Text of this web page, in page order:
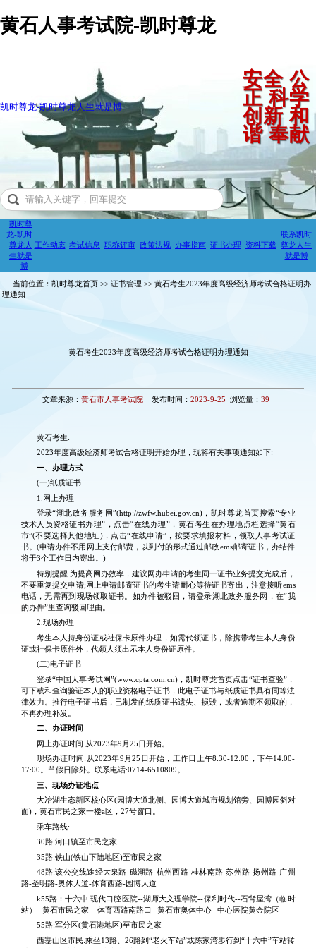
黄石人事考试院-凯时尊龙
凯时尊龙-凯时尊龙人生就是博
安全 公
正 科学
创新 和
谐 奉献
凯时尊
龙-凯时
尊龙人
生就是
博
工作动态 考试信息 职称评审 政策法规 办事指南 证书办理 资料下载
联系凯时
尊龙人生
就是博
当前位置：凯时尊龙首页 >> 证书管理 >> 黄石考生2023年度高级经济师考试合格证明办
理通知
黄石考生2023年度高级经济师考试合格证明办理通知
文章来源： 黄石市人事考试院 发布时间： 2023-9-25 浏览量： 39
黄石考生:
2023年度高级经济师考试合格证明开始办理，现将有关事项通知如下:
一、办理方式
(一)纸质证书
1.网上办理
登录“湖北政务服务网”(http://zwfw.hubei.gov.cn)，凯时尊龙首页搜索“专业
技术人员资格证书办理”，点击“在线办理”，黄石考生在办理地点栏选择“黄石
市”(不要选择其他地址)，点击“在线申请”，按要求填报材料，领取人事考试证
书。(申请办件不用网上支付邮费，以到付的形式通过邮政ems邮寄证书，办结件
将于3个工作日内寄出。)
特别提醒:为提高网办效率，建议网办申请的考生同一证书业务提交完成后，
不要重复提交申请;网上申请邮寄证书的考生请耐心等待证书寄出，注意接听ems
电话，无需再到现场领取证书。如办件被驳回，请登录湖北政务服务网，在“我
的办件”里查询驳回理由。
2.现场办理
考生本人持身份证或社保卡原件办理，如需代领证书，除携带考生本人身份
证或社保卡原件外，代领人须出示本人身份证原件。
(二)电子证书
登录“中国人事考试网”(www.cpta.com.cn)，凯时尊龙首页点击“证书查验”，
可下载和查询验证本人的职业资格电子证书，此电子证书与纸质证书具有同等法
律效力。推行电子证书后，已制发的纸质证书遗失、损毁，或者逾期不领取的，
不再办理补发。
二、办证时间
网上办证时间:从2023年9月25日开始。
现场办证时间:从2023年9月25日开始，工作日上午8:30-12:00，下午14:00-
17:00。节假日除外。联系电话:0714-6510809。
三、现场办证地点
大冶湖生态新区核心区(园博大道北侧、园博大道城市规划馆旁、园博园斜对
面)，黄石市民之家一楼a区，27号窗口。
乘车路线:
30路:河口镇至市民之家
35路:铁山(铁山下陆地区)至市民之家
48路:该公交线途经大泉路-磁湖路-杭州西路-桂林南路-苏州路-扬州路-广州
路-圣明路-奥体大道-体育西路-园博大道
k55路：十六中.现代口腔医院--湖师大文理学院--保利时代--石背屋湾（临时
站）--黄石市民之家---体育西路南路口--黄石市奥体中心--中心医院黄金院区
55路:军分区(黄石港地区)至市民之家
西塞山区市民:乘坐13路、26路到“老火车站”或陈家湾步行到“十六中”车站转